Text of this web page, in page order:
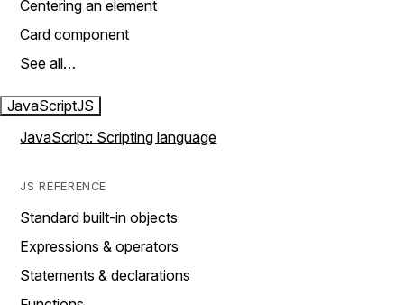
Centering an element
Card component
See all…
JavaScriptJS
JavaScript: Scripting language
JS REFERENCE
Standard built-in objects
Expressions & operators
Statements & declarations